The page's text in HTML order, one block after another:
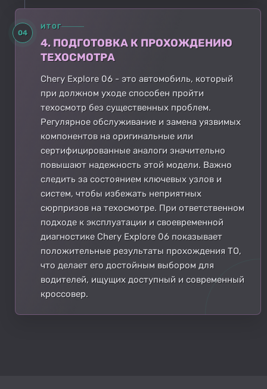
04
ИТОГ
4. ПОДГОТОВКА К ПРОХОЖДЕНИЮ
ТЕХОСМОТРА
Chery Explore 06 - это автомобиль, который
при должном уходе способен пройти
техосмотр без существенных проблем.
Регулярное обслуживание и замена уязвимых
компонентов на оригинальные или
сертифицированные аналоги значительно
повышают надежность этой модели. Важно
следить за состоянием ключевых узлов и
систем, чтобы избежать неприятных
сюрпризов на техосмотре. При ответственном
подходе к эксплуатации и своевременной
диагностике Chery Explore 06 показывает
положительные результаты прохождения ТО,
что делает его достойным выбором для
водителей, ищущих доступный и современный
кроссовер.